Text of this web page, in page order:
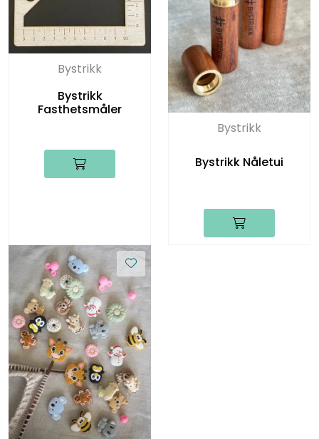
Bystrikk
Bystrikk
Fasthetsmåler
Bystrikk
Bystrikk Nåletui